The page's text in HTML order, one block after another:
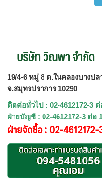
บริษัท วิณพา จำกัด
19/4-6 หมู่ 8 ต.ในคลองบางป
จ.สมุทรปราการ 10290
ติดต่อทั่วไป : 02-4612172-3 ต่
ฝ่ายบัญชี : 02-4612172-3 ต่อ
ฝ่ายจัดซื้อ : 02-